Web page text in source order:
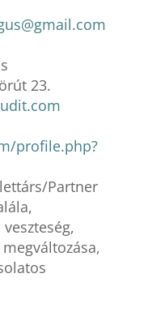
23.
profile.php?
Partner